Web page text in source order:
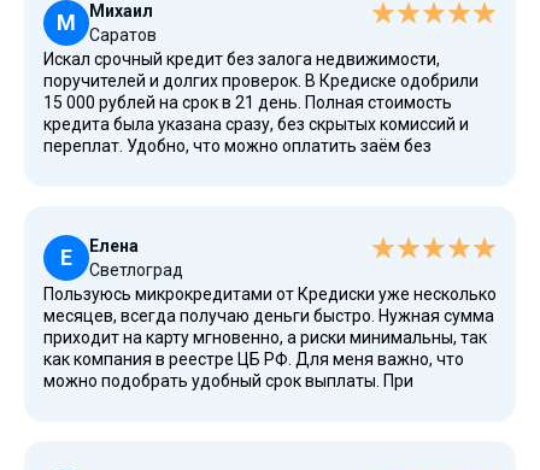
М
Михаил
Саратов
Искал срочный кредит без залога недвижимости,
поручителей и долгих проверок. В Кредиске одобрили
15 000 рублей на срок в 21 день. Полная стоимость
кредита была указана сразу, без скрытых комиссий и
переплат. Удобно, что можно оплатить заём без
Е
Елена
Светлоград
Пользуюсь микрокредитами от Кредиски уже несколько
месяцев, всегда получаю деньги быстро. Нужная сумма
приходит на карту мгновенно, а риски минимальны, так
как компания в реестре ЦБ РФ. Для меня важно, что
можно подобрать удобный срок выплаты. При